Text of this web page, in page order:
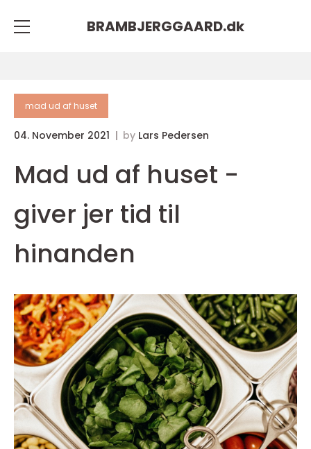
BRAMBJERGGAARD.dk
mad ud af huset
04. November 2021 by Lars Pedersen
Mad ud af huset -
giver jer tid til
hinanden